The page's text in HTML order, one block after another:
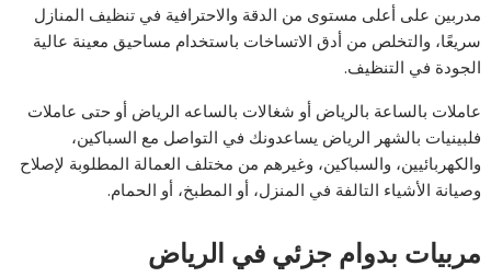
مدربين على أعلى مستوى من الدقة والاحترافية في تنظيف المنازل
سريعًا، والتخلص من أدق الاتساخات باستخدام مساحيق معينة عالية
الجودة في التنظيف.
عاملات بالساعة بالرياض أو شغالات بالساعه الرياض أو حتى عاملات
فلبينيات بالشهر الرياض يساعدونك في التواصل مع السباكين،
والكهربائيين، والسباكين، وغيرهم من مختلف العمالة المطلوبة لإصلاح
وصيانة الأشياء التالفة في المنزل، أو المطبخ، أو الحمام.
مربيات بدوام جزئي في الرياض